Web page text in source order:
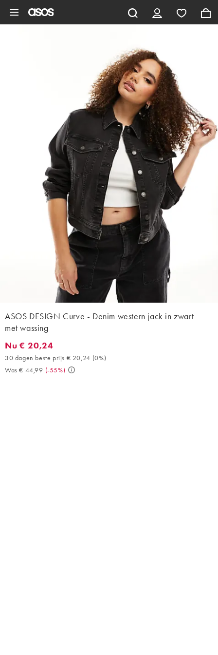
ASOS DESIGN Curve - Denim western jack in zwart
met wassing
Nu € 20,24. 30 dagen beste prijs € 20,24 (0%). Was € 44,99.
Nu € 20,24
30 dagen beste prijs € 20,24 (0%)
Was € 44,99 (-55%)